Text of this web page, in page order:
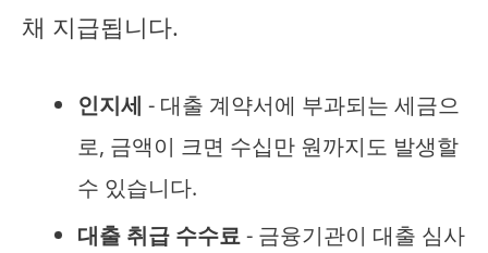
채 지급됩니다.
인지세 - 대출 계약서에 부과되는 세금으
로, 금액이 크면 수십만 원까지도 발생할
수 있습니다.
대출 취급 수수료- 금융기관이 대출 심사